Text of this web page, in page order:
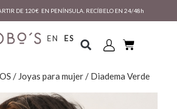
DE 120€ EN PENÍNSULA. RECÍBELO EN 24/48h
EN ES
/ Joyas para mujer/ Diadema Verde